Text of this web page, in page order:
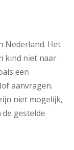
Nederland. Het
kind niet naar
een
aanvragen.
niet mogelijk,
gestelde